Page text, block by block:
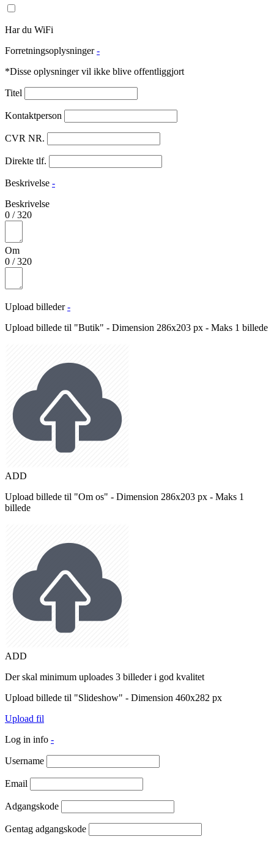
Har du WiFi
Forretningsoplysninger -
*Disse oplysninger vil ikke blive offentliggjort
Titel
Kontaktperson
CVR NR.
Direkte tlf.
Beskrivelse -
Beskrivelse
0 /320
Om
0 /320
Upload billeder -
Upload billede til "Butik" - Dimension 286x203 px - Maks 1 billede
ADD
Upload billede til "Om os" - Dimension 286x203 px - Maks 1
billede
ADD
Der skal minimum uploades 3 billeder i god kvalitet
Upload billede til "Slideshow" - Dimension 460x282 px
Upload fil
Log in info -
Username
Email
Adgangskode
Gentag adgangskode